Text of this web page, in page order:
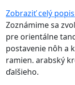
Zobraziť celý
Zoznámime sa
pre orientálne
postavenie nôh a
ramien. arabský
ďalšieho.